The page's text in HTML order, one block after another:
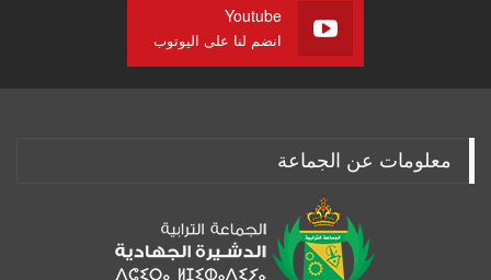
Youtube
انضم لنا على اليوتوب
معلومات عن الجماعة